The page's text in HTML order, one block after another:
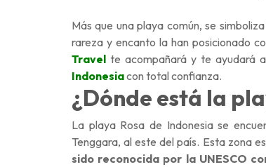
Más que una playa común, se simboliza
rareza y encanto la han posicionado
Travel te acompañará y te ayudará
Indonesiacon total confianza.
¿Dónde está la
La playa Rosa de Indonesia se
Tenggara, al este del país. Esta zona
sido reconocida por la UNESCO